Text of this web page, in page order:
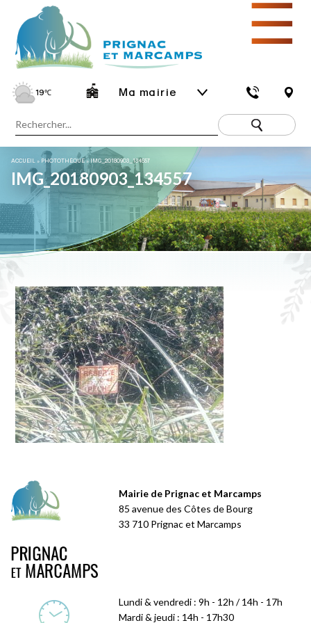
19℃ Ma mairie
☰
ACCUEIL » PHOTOTHÈQUE»IMG_20180903_134557
IMG_20180903_134557
Mairie de Prignac et Marcamps
85 avenue des Côtes de Bourg
33 710 Prignac et Marcamps
Lundi & vendredi : 9h - 12h / 14h - 17h
Mardi & jeudi : 14h - 17h30